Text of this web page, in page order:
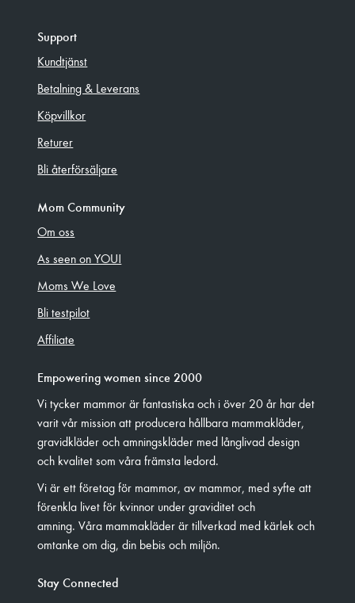
Support
Kundtjänst
Betalning & Leverans
Köpvillkor
Returer
Bli återförsäljare
Mom Community
Om oss
As seen on YOU!
Moms We Love
Bli testpilot
Affiliate
Empowering women since 2000
Vi tycker mammor är fantastiska och i över 20 år har det
varit vår mission att producera hållbara mammakläder,
gravidkläder och amningskläder med långlivad design
och kvalitet som våra främsta ledord.
Vi är ett företag för mammor, av mammor, med syfte att
förenkla livet för kvinnor under graviditet och
amning. Våra mammakläder är tillverkad med kärlek och
omtanke om dig, din bebis och miljön.
Stay Connected